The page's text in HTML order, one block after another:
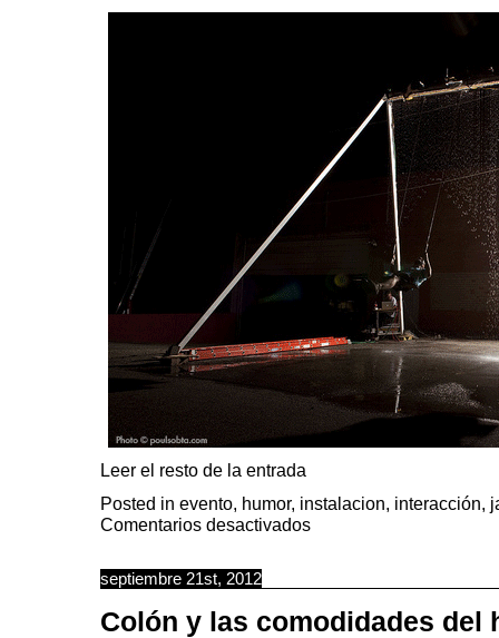
Leer el resto de la entrada
Posted in evento, humor, instalacion, interacción,
Comentarios desactivadosBalanceos
septiembre 21st, 2012
Colón y las comodidades